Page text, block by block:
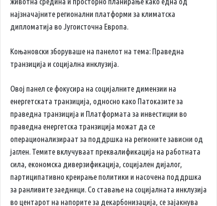
најзначајните регионални платформи за климатска
дипломатија во Југоисточна Европа.
Коњановски зборуваше на панелот на тема: Праведна
транзиција и социјална инклузија.
Овој панел се фокусира на социјалните димензии на
енергетската транзиција, односно како Патоказите за
праведна транзиција и Платформата за инвестиции во
праведна енергетска транзиција можат да се
операционализираат за поддршка на регионите зависни од
јаглен. Темите вклучуваат преквалификација на работната
сила, економска диверзификација, социјален дијалог,
партиципативно креирање политики и насочена поддршка
за ранливите заедници. Со ставање на социјалната инклузија
во центарот на напорите за декарбонизација, се зајакнува